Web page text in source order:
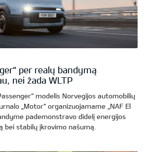
per realų bandymą
nei žada WLTP
modelis Norvegijos automobilių
„Motor“ organizuojamame „NAF El
pademonstravo didelį energijos
stabilų įkrovimo našumą.